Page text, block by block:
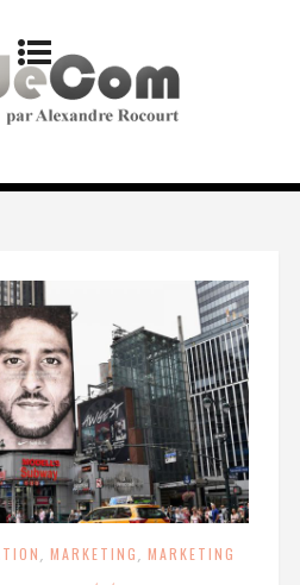
, MARKETING, MARKETING